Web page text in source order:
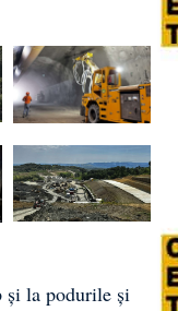
și la podurile și